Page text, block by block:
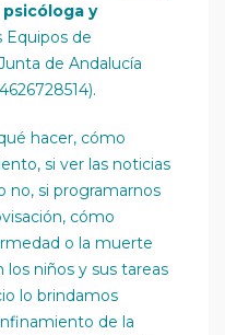
psicóloga y
Equipos de
de Andalucía
hacer, cómo
si ver las noticias
no, si programarnos
cómo
o la muerte
los niños y sus tareas
lo brindamos
de la